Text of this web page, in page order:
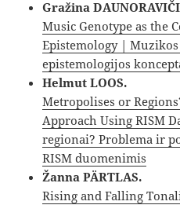
Gražina
Music Genotype as the
Epistemology |
epistemologijos
Helmut LOOS.
Metropolises or
Approach Using RISM
regionai? Problema ir
RISM duomenimis
Žanna PÄRTLAS.
Rising and Falling